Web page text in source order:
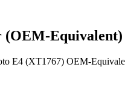
(OEM-Equivalent)
E4 (XT1767) OEM-